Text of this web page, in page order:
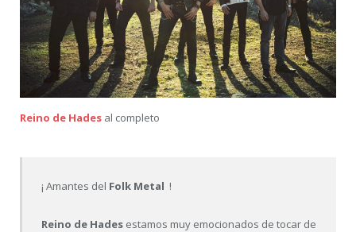
Reino de Hades al completo
¡ Amantes del Folk Metal !
Reino de Hades estamos muy emocionados de tocar de